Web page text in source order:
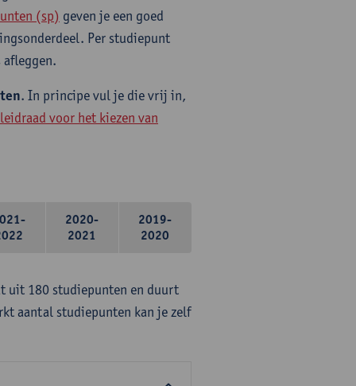
(sp) geven je een goed
Per studiepunt
afleggen.
. In principe vul je die vrij in,
leidraad voor het kiezen van
2020-
2021
2019-
2020
uit 180 studiepunten en duurt
aantal studiepunten kan je zelf